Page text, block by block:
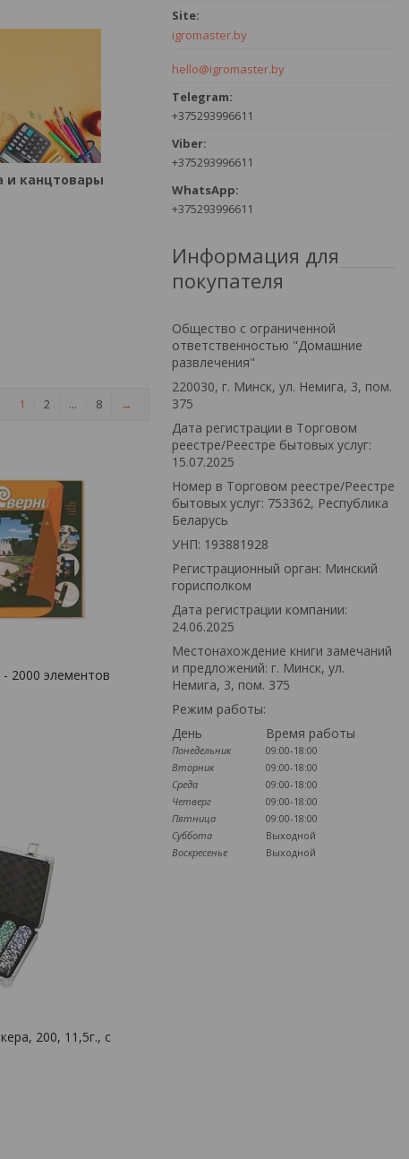
и канцтовары
1 2 ... 8 →
2000 элементов
200, 11,5г., с
igromaster.by
hello@igromaster.by
+375293996611
+375293996611
+375293996611
Информация для
покупателя
Общество с ограниченной
ответственностью "Домашние
развлечения"
220030, г. Минск, ул. Немига, 3, пом.
375
Дата регистрации в Торговом
реестре/Реестре бытовых услуг:
15.07.2025
Номер в Торговом реестре/Реестре
бытовых услуг: 753362, Республика
Беларусь
УНП: 193881928
Регистрационный орган: Минский
горисполком
Дата регистрации компании:
24.06.2025
Местонахождение книги замечаний
и предложений: г. Минск, ул.
Немига, 3, пом. 375
Режим работы:
День
Время работы
Понедельник
09:00-18:00
Вторник
09:00-18:00
Среда
09:00-18:00
Четверг
09:00-18:00
Пятница
09:00-18:00
Суббота
Выходной
Воскресенье
Выходной